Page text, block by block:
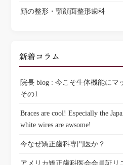
顔の整形・顎顔面整形歯科
新着コラム
院長 blog : 今こそ生体機能にマ
その1
Braces are cool! Especially the
white wires are awsome!
今なぜ矯正歯科専門医か？
アメリカ矯正歯科医会会員証リ